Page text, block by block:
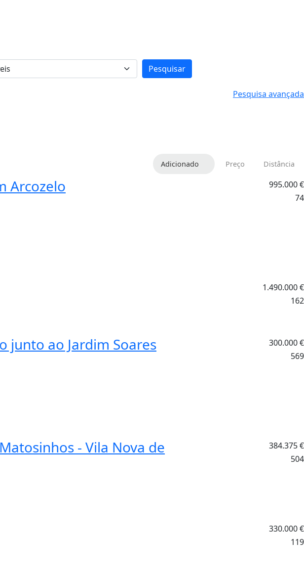
Pesquisar
Pesquisa avançada
Adicionado Preço Distância
Arcozelo 995.000€
74
1.490.000€
162
junto ao Jardim Soares
300.000€
569
- Vila Nova de
384.375€
504
330.000€
119